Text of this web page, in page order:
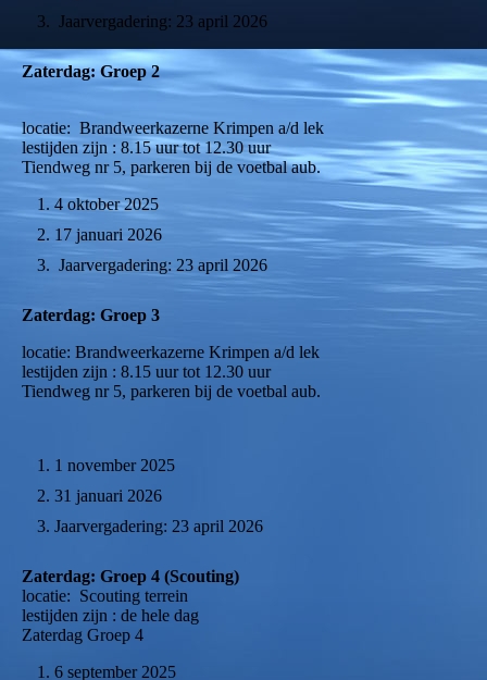
Jaarvergadering: 23 april 2026
Zaterdag: Groep 2
locatie: Brandweerkazerne Krimpen a/d lek
lestijden zijn : 8.15 uur tot 12.30 uur
Tiendweg nr 5, parkeren bij de voetbal aub.
4 oktober 2025
17 januari 2026
Jaarvergadering: 23 april 2026
Zaterdag: Groep 3
locatie: Brandweerkazerne Krimpen a/d lek
lestijden zijn : 8.15 uur tot 12.30 uur
Tiendweg nr 5, parkeren bij de voetbal aub.
1 november 2025
31 januari 2026
Jaarvergadering: 23 april 2026
Zaterdag: Groep 4 (Scouting)
locatie: Scouting terrein
lestijden zijn : de hele dag
Zaterdag Groep 4
6 september 2025